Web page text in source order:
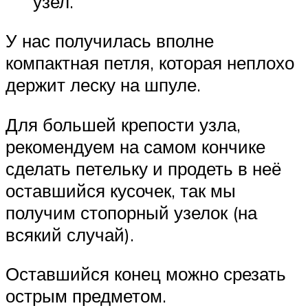
У нас получилась вполне
компактная петля, которая неплохо
держит леску на шпуле.
Для большей крепости узла,
рекомендуем на самом кончике
сделать петельку и продеть в неё
оставшийся кусочек, так мы
получим стопорный узелок (на
всякий случай).
Оставшийся конец можно срезать
острым предметом.